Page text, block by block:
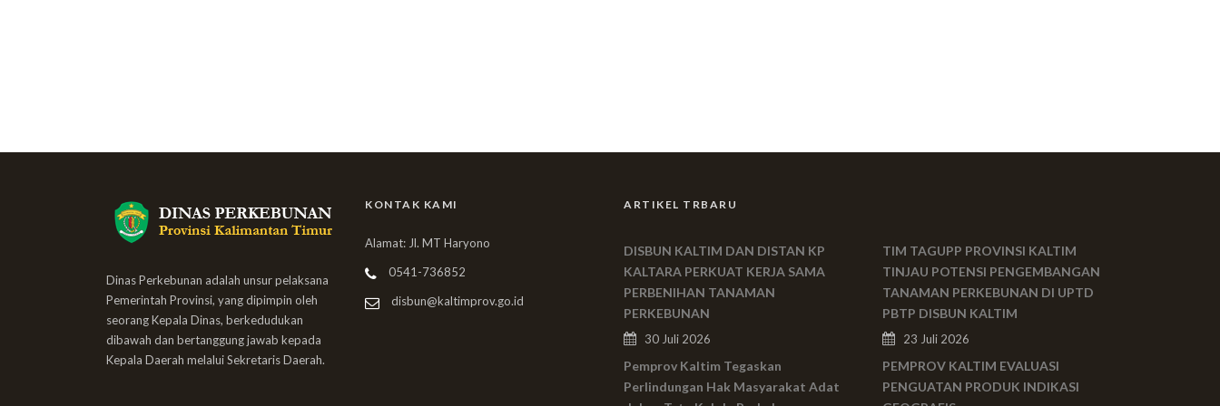
Dinas Perkebunan adalah unsur pelaksana
Pemerintah Provinsi, yang dipimpin oleh
seorang Kepala Dinas, berkedudukan
dibawah dan bertanggung jawab kepada
Kepala Daerah melalui Sekretaris Daerah.
KONTAK KAMI
Alamat: Jl. MT Haryono
0541-736852
disbun@kaltimprov.go.id
ARTIKEL TRBARU
DISBUN KALTIM DAN DISTAN KP
KALTARA PERKUAT KERJA SAMA
PERBENIHAN TANAMAN
PERKEBUNAN
30 Juli 2026
Pemprov Kaltim Tegaskan
Perlindungan Hak Masyarakat Adat
TIM TAGUPP PROVINSI KALTIM
TINJAU POTENSI PENGEMBANGAN
TANAMAN PERKEBUNAN DI UPTD
PBTP DISBUN KALTIM
23 Juli 2026
PEMPROV KALTIM EVALUASI
PENGUATAN PRODUK INDIKASI